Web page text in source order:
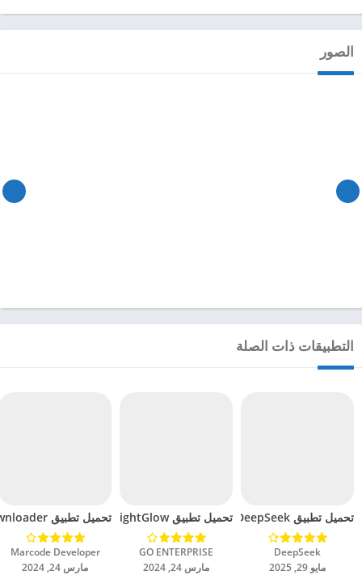
الصور
التطبيقات ذات الصلة
تحميل تطبيق DeepSeek مهكر للاندرويد 2025
DeepSeek‏
مايو 29, 2025
تحميل تطبيق BrightGlow مهكر للاندرويد 2024
GO ENTERPRISE‏
مارس 24, 2024
تحميل تطبيق mp4 video downloader مهكر للاندرويد 2024
Marcode Developer‏
مارس 24, 2024